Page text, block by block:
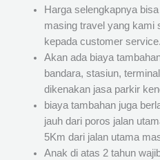
Harga selengkapnya
masing travel yang kami
kepada customer service.
Akan ada biaya
bandara, stasiun,
dikenakan jasa parkir
biaya tambahan juga
jauh dari poros jalan
5Km dari jalan utama
Anak di atas 2 tahun